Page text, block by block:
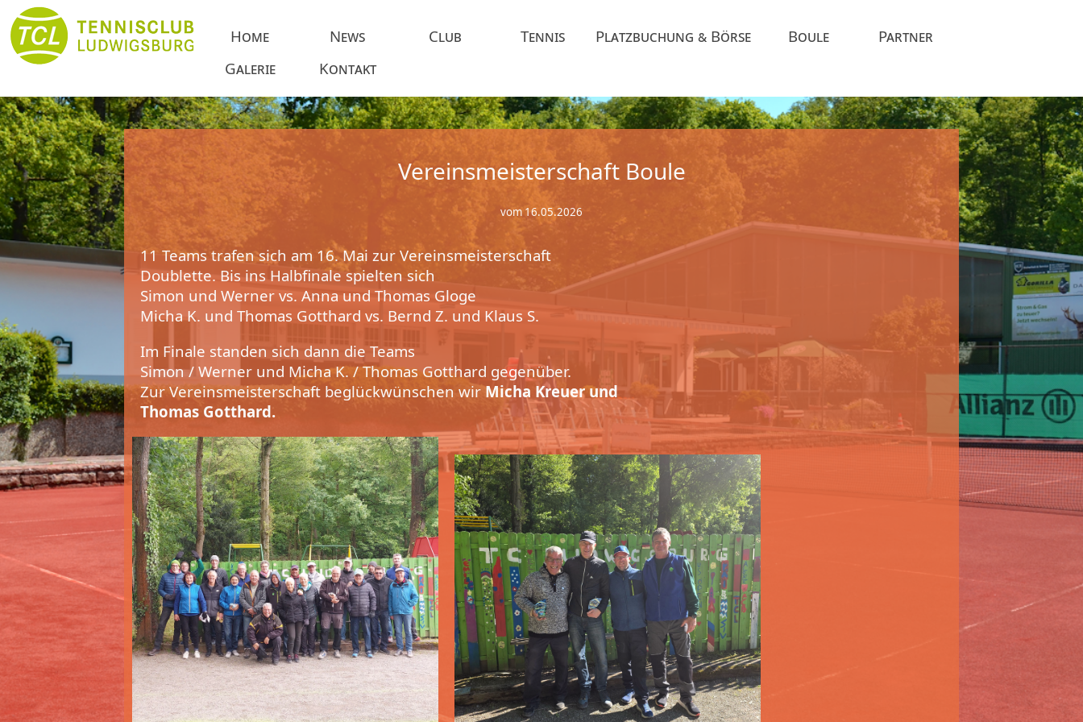
Home News Club Tennis Platzbuchung & Börse Boule
Partner
Galerie
Kontakt
Vereinsmeisterschaft Boule
vom 16.05.2026
11 Teams trafen sich am 16. Mai zur Vereinsmeisterschaft
Doublette. Bis ins Halbfinale spielten sich
Simon und Werner vs. Anna und Thomas Gloge
Micha K. und Thomas Gotthard vs. Bernd Z. und Klaus S.
Im Finale standen sich dann die Teams
Simon / Werner und Micha K. / Thomas Gotthard gegenüber.
Zur Vereinsmeisterschaft beglückwünschen wirMicha Kreuer und
Thomas Gotthard.